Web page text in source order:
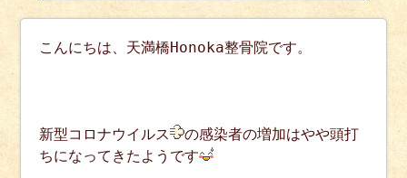
こんにちは、天満橋Honoka整骨院です。
新型コロナウイルス
の感染者の増加はやや頭打
ちになってきたようです